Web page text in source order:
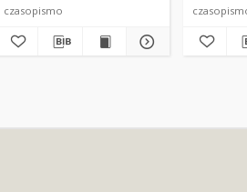
czasopismo